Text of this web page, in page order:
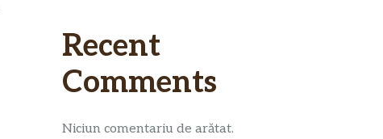
Recent
Comments
Niciun comentariu de arătat.